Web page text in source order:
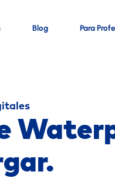
Blog Para